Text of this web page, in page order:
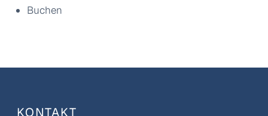
Buchen
KONTAKT